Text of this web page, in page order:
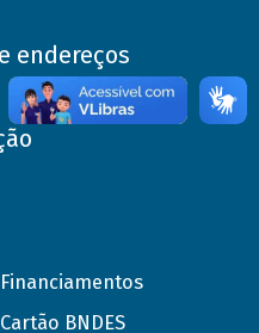
endereços
Financiamentos
Cartão BNDES